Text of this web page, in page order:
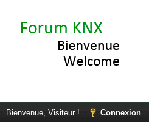
Bienvenue, Visiteur ! Connexion